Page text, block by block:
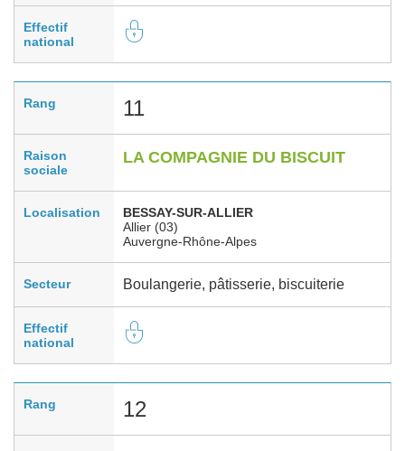
Effectif
national
Rang 11
Raison
sociale
LA COMPAGNIE DU BISCUIT
Localisation
BESSAY-SUR-ALLIER
Allier (03)
Auvergne-Rhône-Alpes
Secteur Boulangerie, pâtisserie, biscuiterie
Effectif
national
Rang 12